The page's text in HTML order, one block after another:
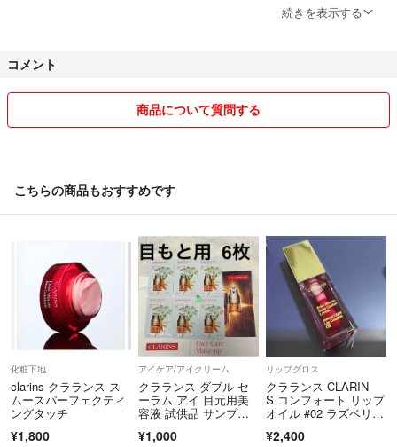
香水には植物由来天然香料が多く使用されます。
状の物質として再生することがあります。
再生されたそれら物質は澱とよばれます。
澱は合成香料でも発生しますが、天然香料で多く発生する傾向にありま
それは天然香料には純度の高い合成香料と比較すると、自然物由来だけ
に雑多で豊富な微妙成分が含まれており、これらが澱の原因になるから
と考えられています。特にタンパク質系成分がなりやすい。
澱は香水の中で浮遊したり沈殿したりします。
これらは異物として嫌われますが、天然香料のエッセンスをなるべく多
く配合しようとすると澱は発生しやすく、澱を抑えすぎると、せっかく
続きを表示する
コメント
商品について質問する
こちらの商品もおすすめです
化粧下地
clarins クラランス ス
ムースパーフェクティ
ングタッチ
¥1,800
アイケア/アイクリーム
クラランス ダブル セ
ーラム アイ 目元用美
容液 試供品 サンプル
¥1,000
リップグロス
クラランス CLARIN
S コンフォート リップ
オイル #02 ラズベリ
¥2,400